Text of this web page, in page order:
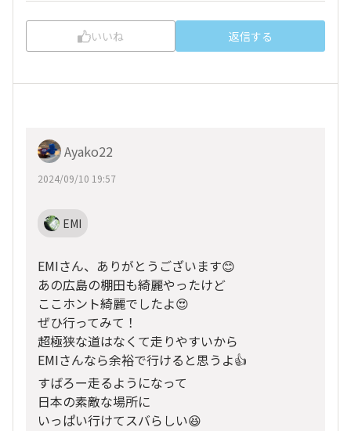
いいね 返信する
Ayako22
2024/09/10 19:57
EMI
EMIさん、ありがとうございます😊
あの広島の棚田も綺麗やったけど
ここホント綺麗でしたよ😍
ぜひ行ってみて！
超極狭な道はなくて走りやすいから
EMIさんなら余裕で行けると思うよ👍
すばろー走るようになって
日本の素敵な場所に
いっぱい行けてスバらしい😆